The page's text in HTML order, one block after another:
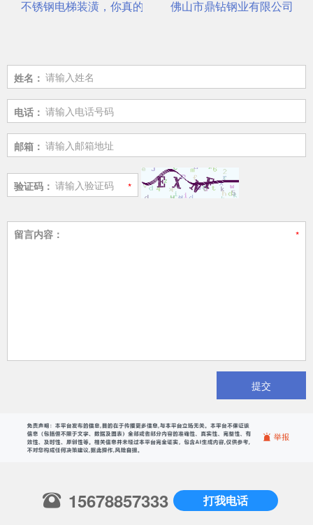
不锈钢电梯装潢，你真的选对了吗？佛山市鼎钻钢业有限公司，
姓名：
电话：
邮箱：
验证码：
留言内容：
提交
15678857333 打我电话